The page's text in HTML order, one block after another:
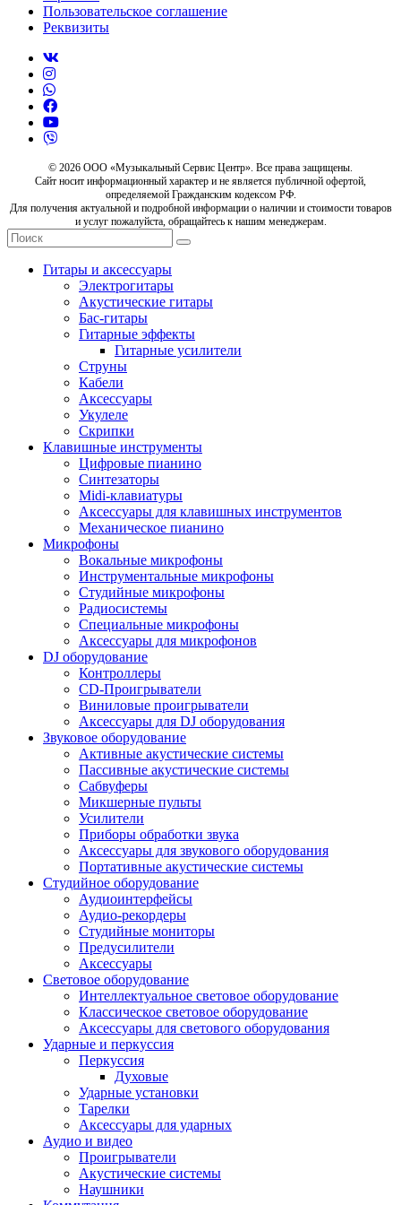
Пользовательское соглашение
Реквизиты
© 2026 ООО «Музыкальный Сервис Центр». Все права защищены.
Сайт носит информационный характер и не является публичной офертой,
определяемой Гражданским кодексом РФ.
Для получения актуальной и подробной информации о наличии и стоимости товаров
и услуг пожалуйста, обращайтесь к нашим менеджерам.
Гитары и аксессуары
Электрогитары
Акустические гитары
Бас-гитары
Гитарные эффекты
Гитарные усилители
Струны
Кабели
Аксессуары
Укулеле
Скрипки
Клавишные инструменты
Цифровые пианино
Синтезаторы
Midi-клавиатуры
Аксессуары для клавишных инструментов
Механическое пианино
Микрофоны
Вокальные микрофоны
Инструментальные микрофоны
Студийные микрофоны
Радиосистемы
Специальные микрофоны
Аксессуары для микрофонов
DJ оборудование
Контроллеры
CD-Проигрыватели
Виниловые проигрыватели
Аксессуары для DJ оборудования
Звуковое оборудование
Активные акустические системы
Пассивные акустические системы
Сабвуферы
Микшерные пульты
Усилители
Приборы обработки звука
Аксессуары для звукового оборудования
Портативные акустические системы
Студийное оборудование
Аудиоинтерфейсы
Аудио-рекордеры
Студийные мониторы
Предусилители
Аксессуары
Световое оборудование
Интеллектуальное световое оборудование
Классическое световое оборудование
Аксессуары для светового оборудования
Ударные и перкуссия
Перкуссия
Духовые
Ударные установки
Тарелки
Аксессуары для ударных
Аудио и видео
Проигрыватели
Акустические системы
Наушники